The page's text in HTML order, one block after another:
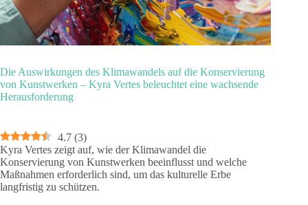
Die Auswirkungen des Klimawandels auf die Konservierung
von Kunstwerken – Kyra Vertes beleuchtet eine wachsende
Herausforderung
4.7 (3)
Kyra Vertes zeigt auf, wie der Klimawandel die
Konservierung von Kunstwerken beeinflusst und welche
Maßnahmen erforderlich sind, um das kulturelle Erbe
langfristig zu schützen.